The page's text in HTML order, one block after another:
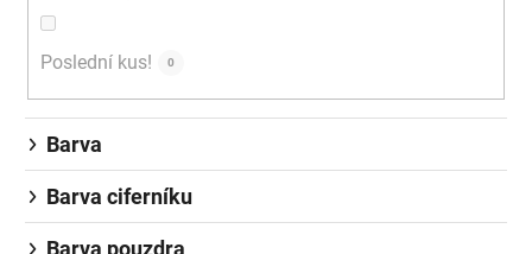
Poslední kus! 0
Barva
Barva ciferníku
Barva pouzdra